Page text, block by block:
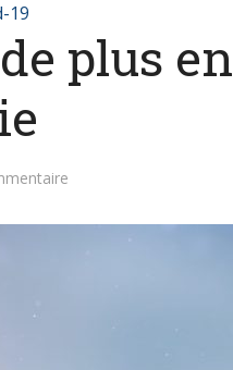
19
plus en